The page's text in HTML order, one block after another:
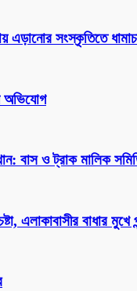
সংস্কৃতিতে
অভিযোগ
বাস ও ট্রাক মালিক
এলাকাবাসীর বাধার মুখে